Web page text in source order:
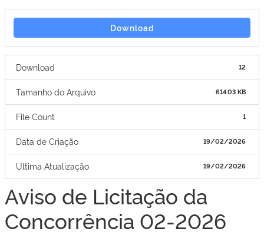
Download
Download 12
Tamanho do Arquivo 614.03 KB
File Count 1
Data de Criação 19/02/2026
Ultima Atualização 19/02/2026
Aviso de Licitação da
Concorrência 02-2026